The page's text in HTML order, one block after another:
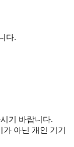
다.
기 바랍니다.
아닌 개인 기기